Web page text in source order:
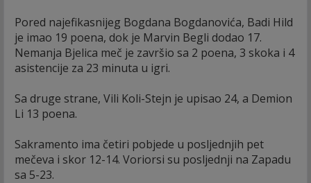
Pored najefikasnijeg Bogdana Bogdanovića, Badi Hild
je imao 19 poena, dok je Marvin Begli dodao 17.
Nemanja Bjelica meč je završio sa 2 poena, 3 skoka i 4
asistencije za 23 minuta u igri.
Sa druge strane, Vili Koli-Stejn je upisao 24, a Demion
Li 13 poena.
Sakramento ima četiri pobjede u posljednjih pet
mečeva i skor 12-14. Voriorsi su posljednji na Zapadu
sa 5-23.